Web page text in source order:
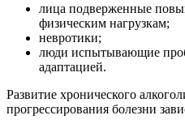
лица подверженные
физическим нагрузкам;
невротики;
люди испытывающие
адаптацией.
Развитие хронического
прогрессирования болезни